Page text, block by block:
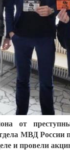
от
МВД России
и провели